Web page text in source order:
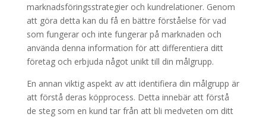
marknadsföringsstrategier och kundrelationer. Genom
att göra detta kan du få en bättre förståelse för vad
som fungerar och inte fungerar på marknaden och
använda denna information för att differentiera ditt
företag och erbjuda något unikt till din målgrupp.
En annan viktig aspekt av att identifiera din målgrupp är
att förstå deras köpprocess. Detta innebär att förstå
de steg som en kund tar från att bli medveten om ditt